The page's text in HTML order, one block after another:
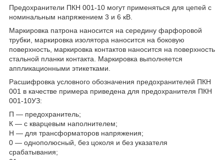
Предохранители ПКН 001-10 могут применяться для цепей с
номинальным напряжением 3 и 6 кВ.
Маркировка патрона наносится на середину фарфоровой
трубки, маркировка изолятора наносится на боковую
поверхность, маркировка контактов наносится на поверхность
стальной планки контакта. Маркировка выполняется
аппликационными этикетками.
Расшифровка условного обозначения предохранителей ПКН
001 в качестве примера приведена для предохранителя ПКН
001-10УЗ:
П — предохранитель;
К — с кварцевым наполнителем;
Н — для трансформаторов напряжения;
0 — однополюсный, без цоколя и без указателя
срабатывания;